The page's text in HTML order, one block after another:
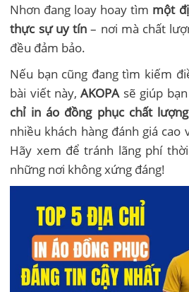
Nhơn đang loay hoay tìm một
thực sự uy tín – nơi mà chất
đều đảm bảo.
Nếu bạn cũng đang tìm kiếm
bài viết này,AKOPAsẽ giúp
chỉ in áo đồng phục chất
nhiều khách hàng đánh giá
Hãy xem để tránh lãng phí
những nơi không xứng đáng!